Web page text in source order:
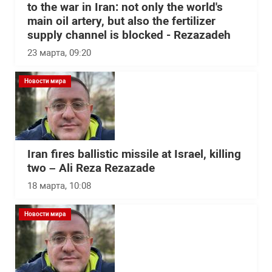
to the war in Iran: not only the world's
main oil artery, but also the fertilizer
supply channel is blocked - Rezazadeh
23 марта, 09:20
Новости мира
Iran fires ballistic missile at Israel, killing
two – Ali Reza Rezazade
18 марта, 10:08
Новости мира